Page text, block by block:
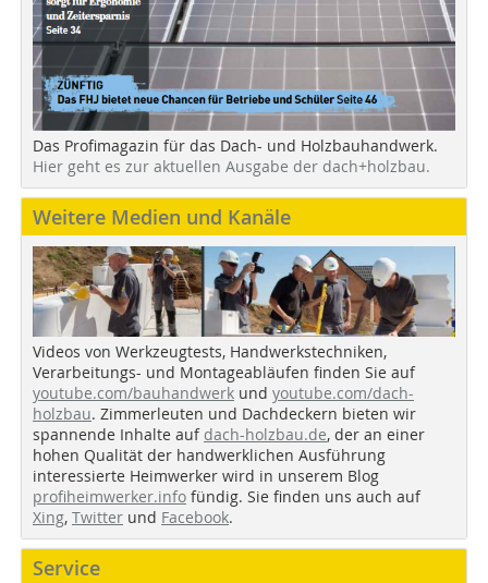
Das Profimagazin für das Dach- und Holzbauhandwerk.
Hier geht es zur aktuellen Ausgabe der dach+holzbau.
Weitere Medien und Kanäle
Videos von Werkzeugtests, Handwerkstechniken,
Verarbeitungs- und Montageabläufen finden Sie auf
youtube.com/bauhandwerk und youtube.com/dach-
holzbau. Zimmerleuten und Dachdeckern bieten wir
spannende Inhalte auf dach-holzbau.de, der an einer
hohen Qualität der handwerklichen Ausführung
interessierte Heimwerker wird in unserem Blog
profiheimwerker.info fündig. Sie finden uns auch auf
Xing, Twitter und Facebook.
Service